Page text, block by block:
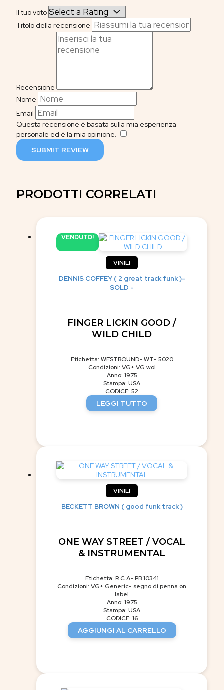
Il tuo voto
Titolo della recensione
Recensione
Nome
Email
Questa recensione è basata sulla mia esperienza
personale ed è la mia opinione.
SUBMIT REVIEW
PRODOTTI CORRELATI
VENDUTO!
VINILI
DENNIS COFFEY ( 2 great track funk )-
SOLD -
FINGER LICKIN GOOD /
WILD CHILD
Etichetta: WESTBOUND- WT- 5020
Condizioni: VG+ VG wol
Anno: 1975
Stampa: USA
CODICE: 52
LEGGI TUTTO
VINILI
BECKETT BROWN ( good funk track )
ONE WAY STREET / VOCAL
& INSTRUMENTAL
Etichetta: R C A- PB 10341
Condizioni: VG+ Generic- segno di penna on
label
Anno: 1975
Stampa: USA
CODICE: 16
AGGIUNGI AL CARRELLO